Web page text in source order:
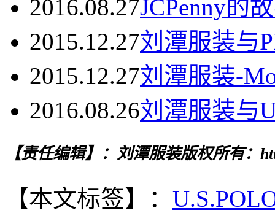
2016.08.27JCPenny的
2015.12.27刘潭服装与
2015.12.27刘潭服装-
2016.08.26刘潭服装与
【责任编辑】：刘潭服装版权所有：
【本文标签】：